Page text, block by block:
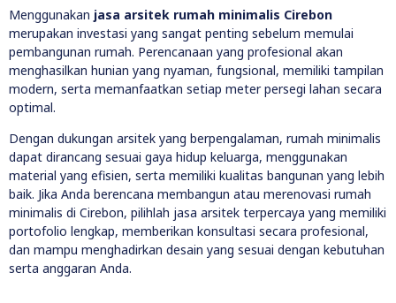
Menggunakan jasa arsitek rumah minimalis Cirebon
merupakan investasi yang sangat penting sebelum memulai
pembangunan rumah. Perencanaan yang profesional akan
menghasilkan hunian yang nyaman, fungsional, memiliki tampilan
modern, serta memanfaatkan setiap meter persegi lahan secara
optimal.
Dengan dukungan arsitek yang berpengalaman, rumah minimalis
dapat dirancang sesuai gaya hidup keluarga, menggunakan
material yang efisien, serta memiliki kualitas bangunan yang lebih
baik. Jika Anda berencana membangun atau merenovasi rumah
minimalis di Cirebon, pilihlah jasa arsitek terpercaya yang memiliki
portofolio lengkap, memberikan konsultasi secara profesional,
dan mampu menghadirkan desain yang sesuai dengan kebutuhan
serta anggaran Anda.